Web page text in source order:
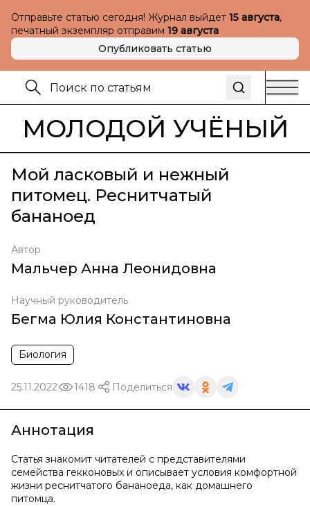
Отправьте статью сегодня! Журнал выйдет 15 августа,
печатный экземпляр отправим 19 августа
Опубликовать статью
МОЛОДОЙ УЧЁНЫЙ
Мой ласковый и нежный
питомец. Реснитчатый
бананоед
Автор
Мальчер Анна Леонидовна
Научный руководитель
Бегма Юлия Константиновна
Биология
25.11.2022 1418 Поделиться
Аннотация
Статья знакомит читателей с представителями
семейства гекконовых и описывает условия комфортной
жизни реснитчатого бананоеда, как домашнего
питомца.